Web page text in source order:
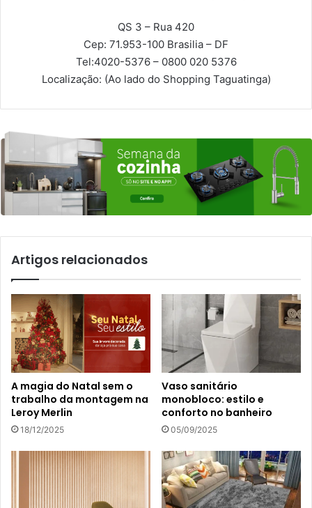
QS 3 – Rua 420
Cep: 71.953-100 Brasilia – DF
Tel:4020-5376 – 0800 020 5376
Localização: (Ao lado do Shopping Taguatinga)
Artigos relacionados
A magia do Natal sem o
trabalho da montagem na
Leroy Merlin
18/12/2025
Vaso sanitário
monobloco: estilo e
conforto no banheiro
05/09/2025